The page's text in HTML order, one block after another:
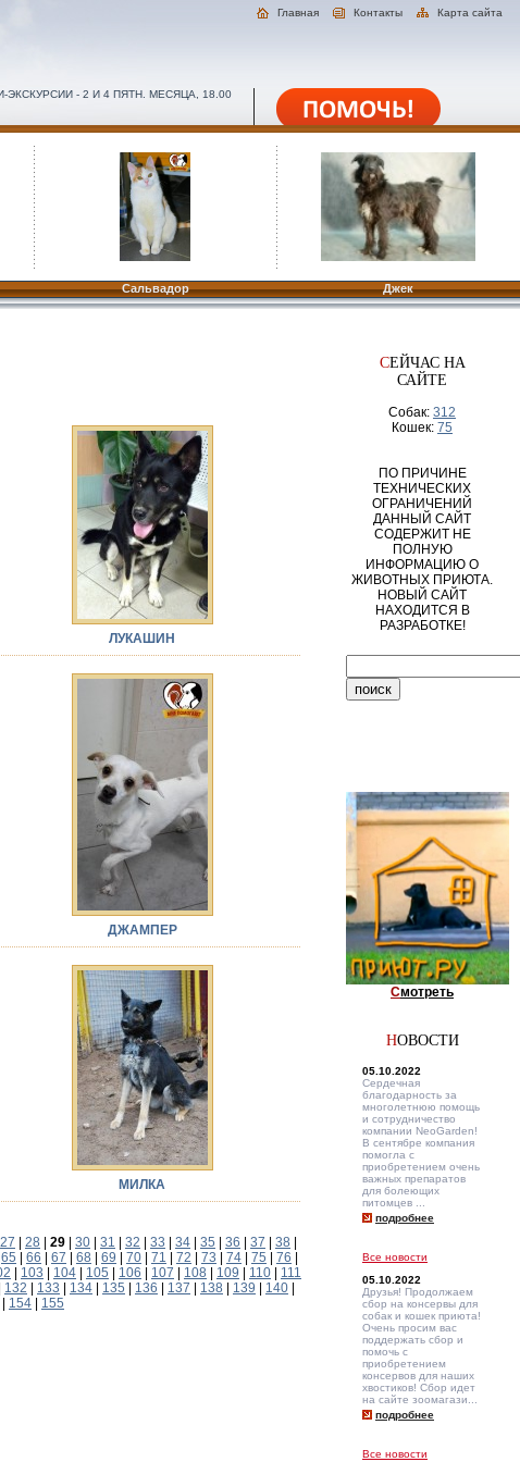
Карта сайта
Контакты
Главная
- 2 И 4 ПЯТН. МЕСЯЦА, 18.00
Сальвадор Джек
ЛУКАШИН
ДЖАМПЕР
МИЛКА
27 | 28 | 29 | 30 | 31 | 32 | 33 | 34 | 35 | 36 | 37 | 38 |
65 | 66 | 67 | 68 | 69 | 70 | 71 | 72 | 73 | 74 | 75 | 76 |
| 103 | 104 | 105 | 106 | 107 | 108 | 109 | 110 | 111
132 | 133 | 134 | 135 | 136 | 137 | 138 | 139 | 140 |
| 154 | 155
СЕЙЧАС НА
САЙТЕ
Собак: 312
Кошек: 75
ПО ПРИЧИНЕ
ТЕХНИЧЕСКИХ
ОГРАНИЧЕНИЙ
ДАННЫЙ САЙТ
СОДЕРЖИТ НЕ
ПОЛНУЮ
ИНФОРМАЦИЮ О
ЖИВОТНЫХ ПРИЮТА.
НОВЫЙ САЙТ
НАХОДИТСЯ В
РАЗРАБОТКЕ!
Смотреть
НОВОСТИ
05.10.2022
Сердечная
благодарность за
многолетнюю помощь
и сотрудничество
компании NeoGarden!
В сентябре компания
помогла с
приобретением очень
важных препаратов
для болеющих
питомцев ...
подробнее
Все новости
05.10.2022
Друзья! Продолжаем
сбор на консервы для
собак и кошек приюта!
Очень просим вас
поддержать сбор и
помочь с
приобретением
консервов для наших
хвостиков! Сбор идет
на сайте зоомагази...
подробнее
Все новости